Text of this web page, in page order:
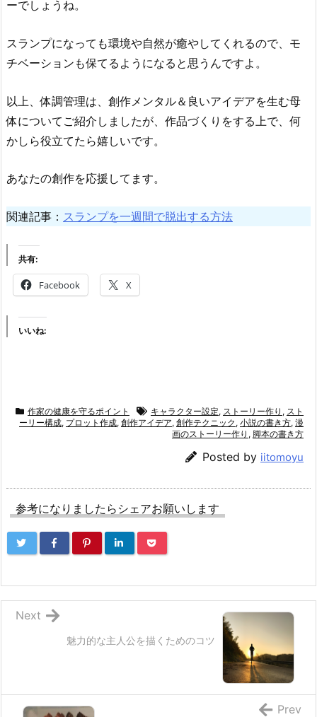
ーでしょうね。
スランプになっても環境や自然が癒やしてくれるので、モ
チベーションも保てるようになると思うんですよ。
以上、体調管理は、創作メンタル＆良いアイデアを生む母
体についてご紹介しましたが、作品づくりをする上で、何
かしら役立てたら嬉しいです。
あなたの創作を応援してます。
関連記事： スランプを一週間で脱出する方法
共有:
Facebook X
いいね:
作家の健康を守るポイント キャラクター設定, ストーリー作り , スト
ーリー構成, プロット作成, 創作アイデア, 創作テクニック , 小説の書き方, 漫
画のストーリー作り , 脚本の書き方
Posted by iitomoyu
参考になりましたらシェアお願いします
魅力的な主人公を描くためのコツ
Next
Prev